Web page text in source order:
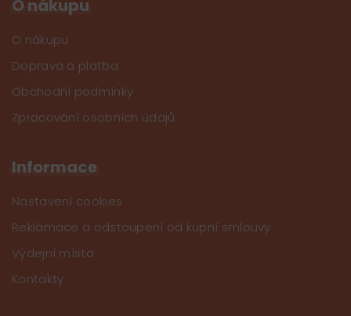
O nákupu
O nákupu
Doprava a platba
Obchodní podmínky
Zpracování osobních údajů
Informace
Nastavení cookies
Reklamace a odstoupení od kupní smlouvy
Výdejní místa
Kontakty